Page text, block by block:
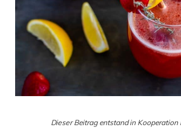
Dieser Beitrag entstand in Kooperation